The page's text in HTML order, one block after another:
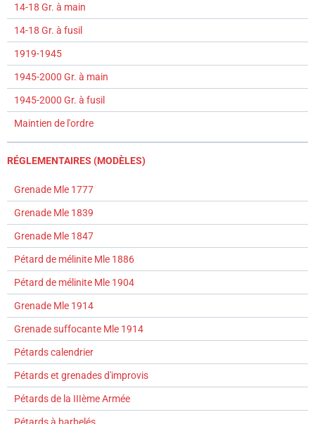
14-18 Gr. à main
14-18 Gr. à fusil
1919-1945
1945-2000 Gr. à main
1945-2000 Gr. à fusil
Maintien de l'ordre
RÉGLEMENTAIRES (MODÈLES)
Grenade Mle 1777
Grenade Mle 1839
Grenade Mle 1847
Pétard de mélinite Mle 1886
Pétard de mélinite Mle 1904
Grenade Mle 1914
Grenade suffocante Mle 1914
Pétards calendrier
Pétards et grenades d'improvis
Pétards de la IIIème Armée